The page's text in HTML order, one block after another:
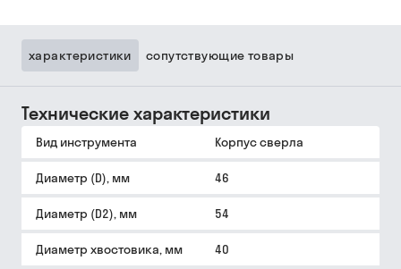
характеристики сопутствующие товары
Технические характеристики
Вид инструмента Корпус сверла
Диаметр (D), мм 46
Диаметр (D2), мм 54
Диаметр хвостовика, мм 40